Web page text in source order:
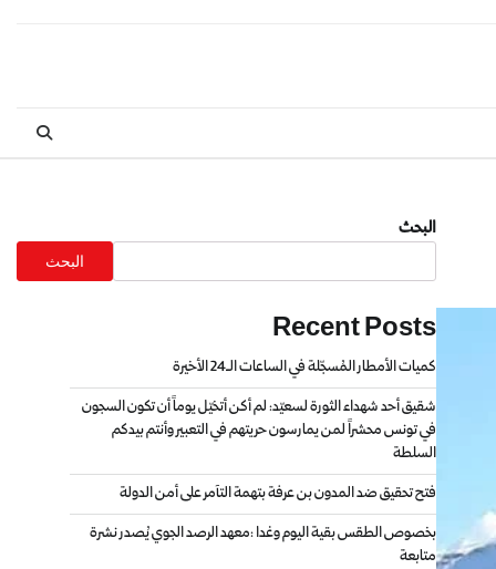
البحث
البحث
Recent Posts
كميات الأمطار المُسجّلة في الساعات الـ24 الأخيرة
شقيق أحد شهداء الثورة لسعيّد: لم أكن أتخيّل يوماً أن تكون السجون
في تونس محشراً لمن يمارسون حريتهم في التعبير وأنتم بيدكم
السلطة
فتح تحقيق ضد المدون بن عرفة بتهمة التآمر على أمن الدولة
بخصوص الطقس بقية اليوم وغدا :معهد الرصد الجوي يُصدر نشرة
متابعة